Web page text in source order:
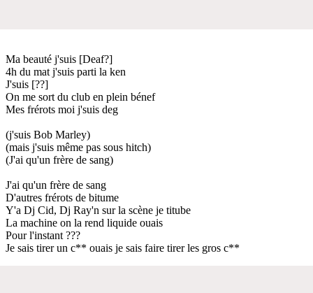
Ma beauté j'suis [Deaf?]
4h du mat j'suis parti la ken
J'suis [??]
On me sort du club en plein bénef
Mes frérots moi j'suis deg
(j'suis Bob Marley)
(mais j'suis même pas sous hitch)
(J'ai qu'un frère de sang)
J'ai qu'un frère de sang
D'autres frérots de bitume
Y'a Dj Cid, Dj Ray'n sur la scène je titube
La machine on la rend liquide ouais
Pour l'instant ???
Je sais tirer un c** ouais je sais faire tirer les gros c**